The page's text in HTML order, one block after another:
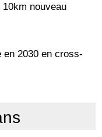
nouveau
2030 en cross-